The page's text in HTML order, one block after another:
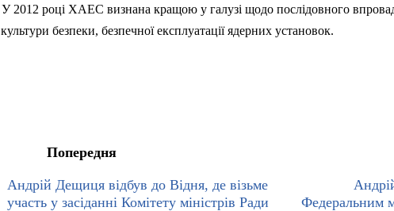
У 2012 році ХАЕС визнана кращою у галузі щодо послідовного
культури безпеки, безпечної експлуатації ядерних установок.
Попередня
Андрій Дещиця відбув до Відня, де візьме
участь у засіданні Комітету міністрів Ради
Федеральним